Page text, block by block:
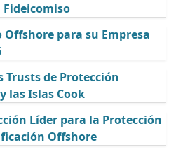
Offshore para su Empresa
Trusts de Protección
las Islas Cook
Líder para la Protección
Offshore